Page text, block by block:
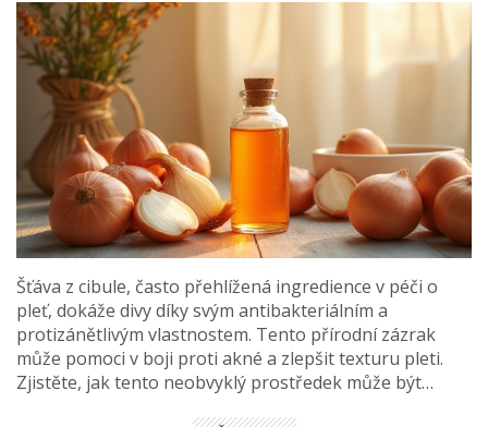
Šťáva z cibule, často přehlížená ingredience v péči o
pleť, dokáže divy díky svým antibakteriálním a
protizánětlivým vlastnostem. Tento přírodní zázrak
může pomoci v boji proti akné a zlepšit texturu pleti.
Zjistěte, jak tento neobvyklý prostředek může být